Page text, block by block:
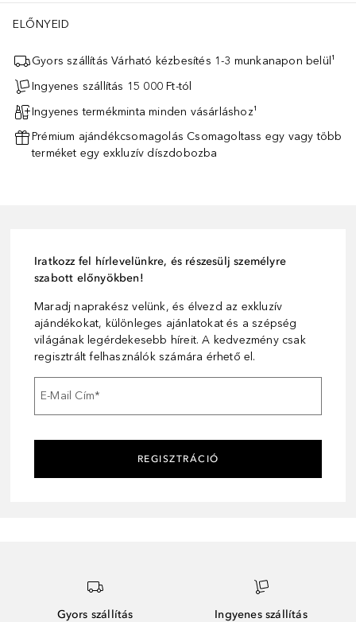
ELŐNYEID
Gyors szállítás Várható kézbesítés 1-3 munkanapon belül¹
Ingyenes szállítás 15 000 Ft-tól
Ingyenes termékminta minden vásárláshoz¹
Prémium ajándékcsomagolás Csomagoltass egy vagy több
terméket egy exkluzív díszdobozba
Iratkozz fel hírlevelünkre, és részesülj személyre
szabott előnyökben!
Maradj naprakész velünk, és élvezd az exkluzív
ajándékokat, különleges ajánlatokat és a szépség
világának legérdekesebb híreit. A kedvezmény csak
regisztrált felhasználók számára érhető el.
E-Mail Cím*
REGISZTRÁCIÓ
Gyors szállítás
Ingyenes szállítás